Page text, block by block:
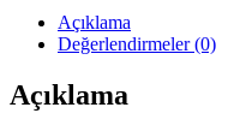
Açıklama
Değerlendirmeler (0)
Açıklama